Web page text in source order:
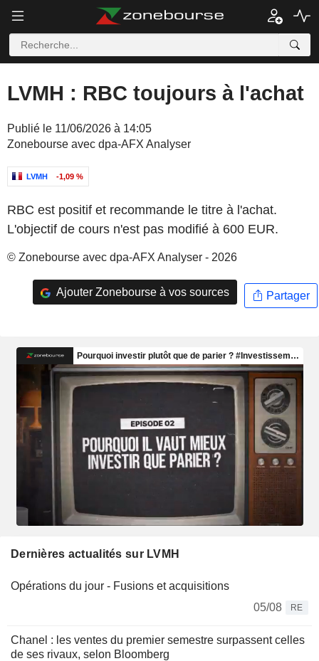
LVMH : RBC toujours à l'achat
Publié le 11/06/2026 à 14:05
Zonebourse avec dpa-AFX Analyser
LVMH -1,09 %
RBC est positif et recommande le titre à l'achat.
L'objectif de cours n'est pas modifié à 600 EUR.
© Zonebourse avec dpa-AFX Analyser - 2026
Ajouter Zonebourse à vos sources Partager
Dernières actualités sur LVMH
Opérations du jour - Fusions et acquisitions
05/08
RE
Chanel : les ventes du premier semestre surpassent celles
de ses rivaux, selon Bloomberg